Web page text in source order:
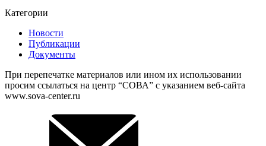
Категории
Новости
Публикации
Документы
При перепечатке материалов или ином их использовании
просим ссылаться на центр “СОВА” с указанием веб-сайта
www.sova-center.ru